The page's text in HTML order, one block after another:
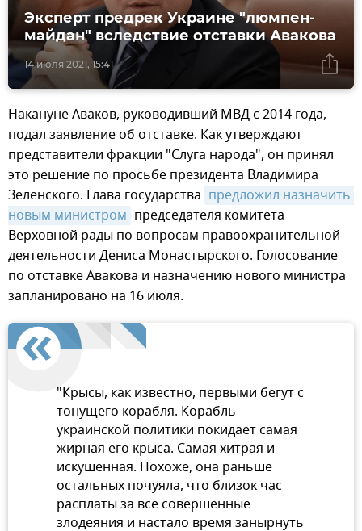
14 июля 2021, 15:41
Эксперт предрек Украине "люмпен-
майдан" вследствие отставки Авакова
Накануне Аваков, руководивший МВД с 2014 года,
подал заявление об отставке. Как утверждают
представители фракции "Слуга народа", он принял
это решение по просьбе президента Владимира
Зеленского. Глава государства предложил назначить
новым министром председателя комитета
Верховной рады по вопросам правоохранительной
деятельности Дениса Монастырского. Голосование
по отставке Авакова и назначению нового министра
запланировано на 16 июля.
"Крысы, как известно, первыми бегут с
тонущего корабля. Корабль
украинской политики покидает самая
жирная его крыса. Самая хитрая и
искушенная. Похоже, она раньше
остальных почуяла, что близок час
расплаты за все совершенные
злодеяния и настало время занырнуть